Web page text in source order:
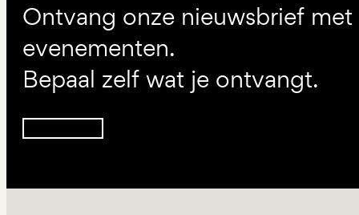
Ontvang onze nieuwsbrief
evenementen.
Bepaal zelf wat je ontvangt.